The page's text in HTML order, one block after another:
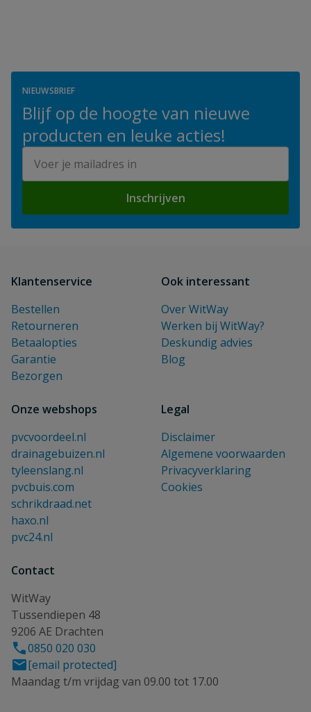
NIEUWSBRIEF
Blijf op de hoogte van nieuwe
producten en leuke acties!
Inschrijven
Klantenservice
Bestellen
Retourneren
Betaalopties
Garantie
Bezorgen
Ook interessant
Over WitWay
Werken bij WitWay?
Deskundig advies
Blog
Onze webshops
pvcvoordeel.nl
drainagebuizen.nl
tyleenslang.nl
pvcbuis.com
schrikdraad.net
haxo.nl
pvc24.nl
Legal
Disclaimer
Algemene voorwaarden
Privacyverklaring
Cookies
Contact
WitWay
Tussendiepen 48
9206 AE Drachten
0850 020 030
[email protected]
Maandag t/m vrijdag van 09.00 tot 17.00